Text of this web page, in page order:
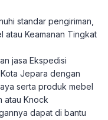
standar pengiriman,
atau Keamanan Tingkat
jasa Ekspedisi
Jepara dengan
serta produk mebel
atau Knock
dapat di bantu